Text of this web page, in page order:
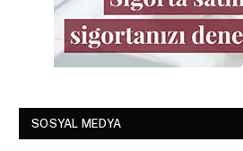
SOSYAL MEDYA